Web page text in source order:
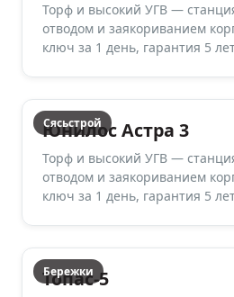
Торф и высокий УГВ —
отводом и заякориванием
ключ за 1 день, гарантия 5
Сясьстрой
Юнилос Астра 3
Торф и высокий УГВ —
отводом и заякориванием
ключ за 1 день, гарантия 5
Бережки
Топас-5